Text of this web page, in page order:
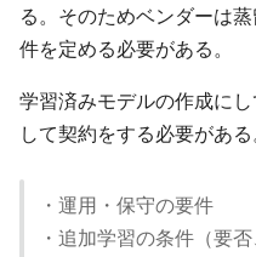
る。そのためベンダーは
件を定める必要がある。
学習済みモデルの作成に
して契約をする必要がある
・運用・保守の要件
・追加学習の条件（要